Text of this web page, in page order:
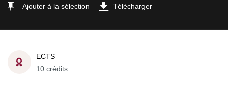
Ajouter à la sélection Télécharger
ECTS
10 crédits